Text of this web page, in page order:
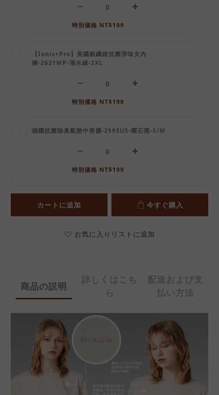
特別価格 NT$199
【Ionic+Pro】美國銀纖維抗菌淨味女內
褲-2621WP-湖水綠-2XL
特別価格 NT$199
德國抗菌除臭氣墊中筒襪-2593US-曜石黑-S/M
特別価格 NT$199
カートに追加 今すぐ購入
お気に入りリストに追加
商品の説明
詳しくはこち
ら
配送および支
払い方法